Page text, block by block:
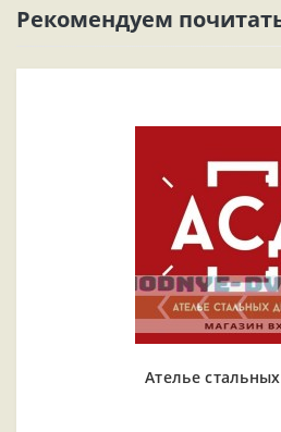
Рекомендуем
Ателье